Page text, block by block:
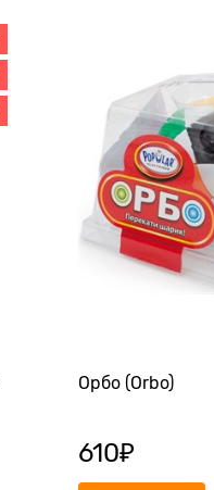
Орбо (Orbo)
610₽